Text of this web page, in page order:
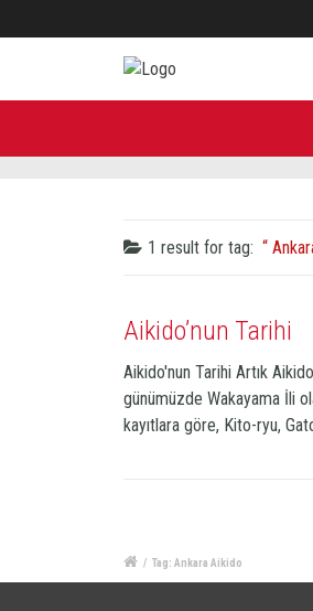
1 result for tag:
Aikido’nun Tarihi
Aikido'nun Tarihi Artık
günümüzde Wakayama İli
kayıtlara göre, Kito-ryu,
/ Tag: Ankara Aikido